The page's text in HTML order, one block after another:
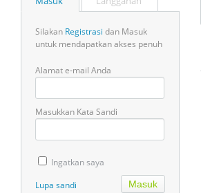
Silakan Registrasi dan Masuk
untuk mendapatkan akses penuh
Alamat e-mail Anda
Masukkan Kata Sandi
Ingatkan saya
Lupa sandi